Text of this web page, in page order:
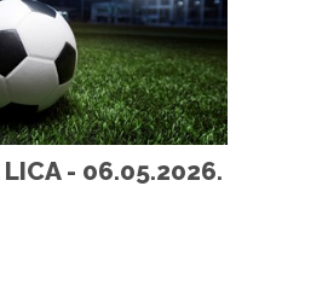
LICA - 06.05.2026.